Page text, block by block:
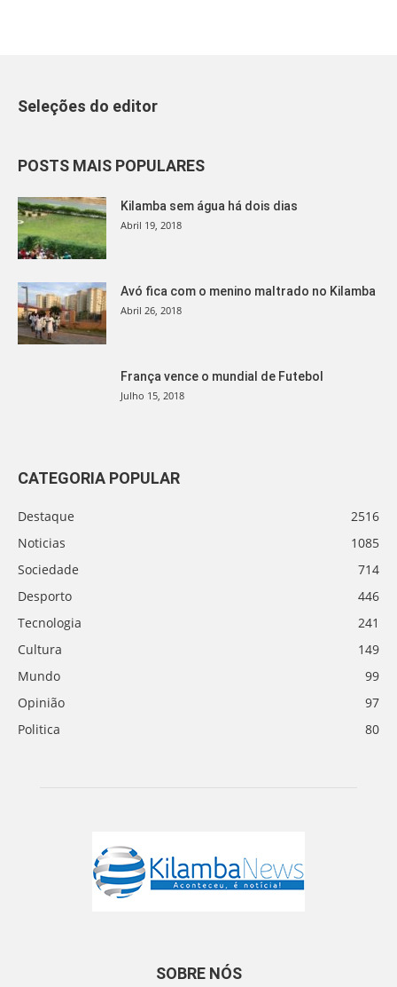
Seleções do editor
POSTS MAIS POPULARES
Kilamba sem água há dois dias
Abril 19, 2018
Avó fica com o menino maltrado no Kilamba
Abril 26, 2018
França vence o mundial de Futebol
Julho 15, 2018
CATEGORIA POPULAR
Destaque
2516
Noticias
1085
Sociedade
714
Desporto
446
Tecnologia
241
Cultura
149
Mundo
99
Opinião
97
Politica
80
SOBRE NÓS